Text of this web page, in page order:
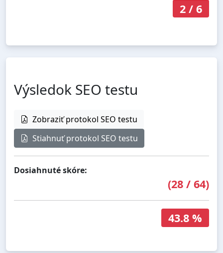
2/ 6
Výsledok SEO testu
Zobraziť protokol SEO testu
Stiahnuť protokol SEO testu
Dosiahnuté skóre:
(28 / 64)
43.8 %